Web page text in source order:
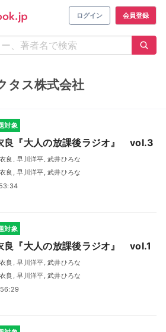
ログイン 会員登録
タス株式会社
対象
良『大人の放課後ラジオ』 vol.3
良, 早川洋平, 武井ひろな
良, 早川洋平, 武井ひろな
対象
良『大人の放課後ラジオ』 vol.1
良, 早川洋平, 武井ひろな
良, 早川洋平, 武井ひろな